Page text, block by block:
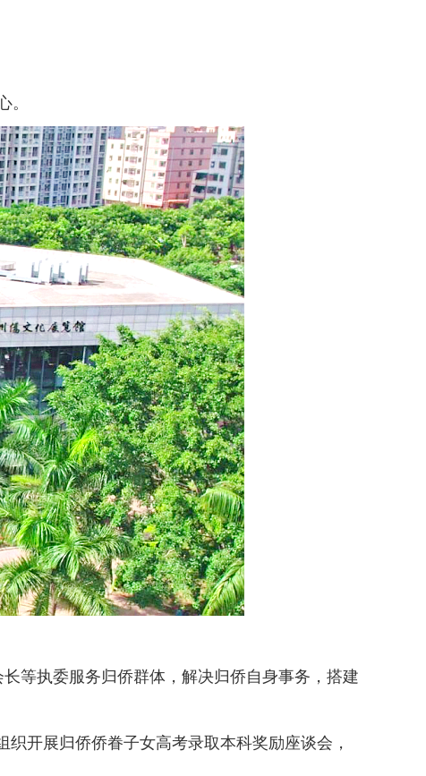
。
等执委服务归侨群体，解决归侨自身事务，搭建
开展归侨侨眷子女高考录取本科奖励座谈会，